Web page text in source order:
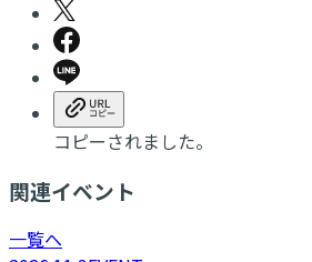
コピーされました。
関連イベント
一覧へ